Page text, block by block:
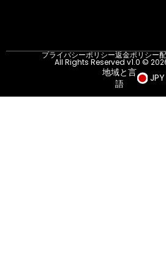
プライバシーポリシー返金ポリシー
All Rights Reserved v1.0 ©
地域と言
語
JPY